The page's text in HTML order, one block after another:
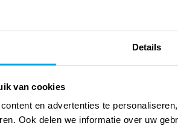
Details
van cookies
en advertenties te
Ook delen we informatie over uw
oudsher een symbool van vrede en
Het eerste moment is bij Noach. Een
met ons mensen.
liederen van 'God van leven' voorkomen.
in voor- en tegenspoed. is een door God